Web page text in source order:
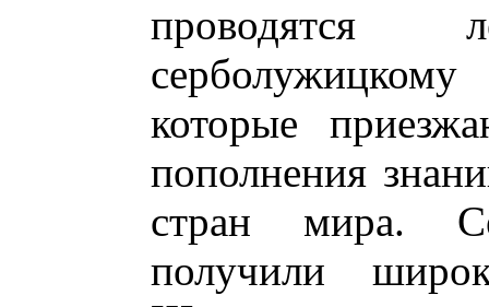
которые
пополнения
стран мира.
получили